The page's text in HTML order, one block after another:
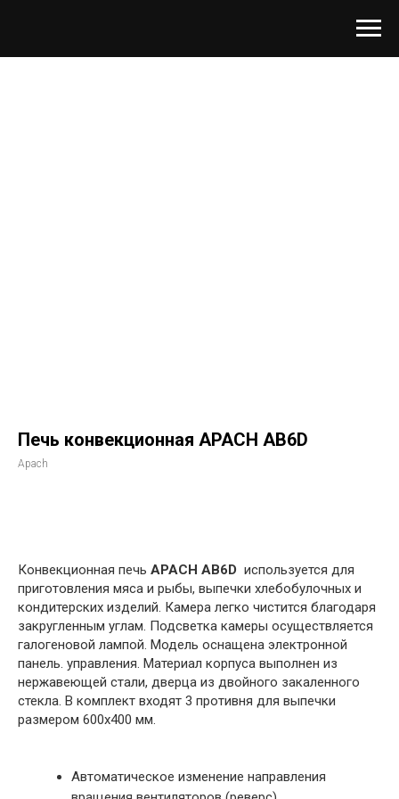
Печь конвекционная APACH AB6D
Apach
Конвекционная печь APACH AB6D используется для
приготовления мяса и рыбы, выпечки хлебобулочных и
кондитерских изделий. Камера легко чистится благодаря
закругленным углам. Подсветка камеры осуществляется
галогеновой лампой. Модель оснащена электронной
панель. управления. Материал корпуса выполнен из
нержавеющей стали, дверца из двойного закаленного
стекла. В комплект входят 3 противня для выпечки
размером 600х400 мм.
Автоматическое изменение направления